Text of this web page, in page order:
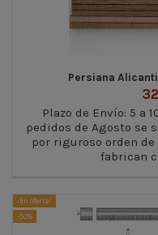
Persiana
Plazo de Envío: 5 a
pedidos de Agosto se
por riguroso orden
fabrican
¡En oferta!
-50%